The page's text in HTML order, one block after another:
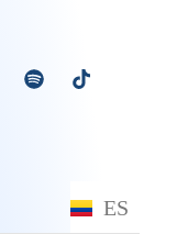
ES
EN